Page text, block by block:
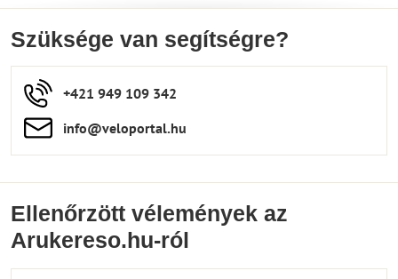
Szüksége van segítségre?
+421 949 109 342
info​​@veloportal​.hu
Ellenőrzött vélemények az
Arukereso.hu-ról